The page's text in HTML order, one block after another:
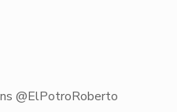
@ElPotroRoberto